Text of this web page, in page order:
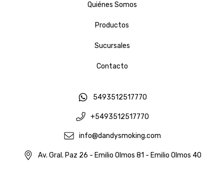
Quiénes Somos
Productos
Sucursales
Contacto
5493512517770
+5493512517770
info@dandysmoking.com
Av. Gral. Paz 26 - Emilio Olmos 81 - Emilio Olmos 40